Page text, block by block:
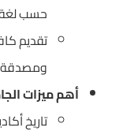
حسب لغة
تقديم
ومصدقة
أهم ميزات
تاريخ